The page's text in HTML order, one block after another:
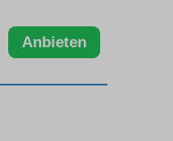
Anbieten